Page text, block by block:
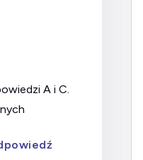
A i C.